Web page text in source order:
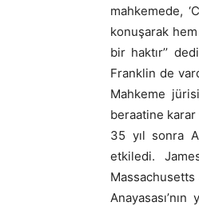
mahkemede,
konuşarak
bir haktır’’
Franklin de
Mahkeme
beraatine karar
35 yıl sonra
etkiledi.